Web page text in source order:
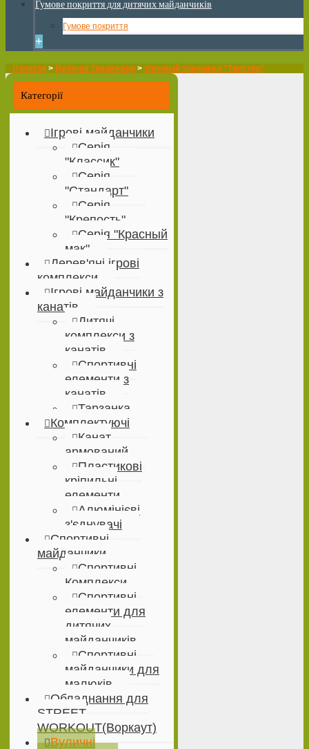
Гумове покриття для дитячих майданчиків
Гумове покриття
+
Початок > Вуличні Тренажери > Уличный тренажер "Твистер"
Категорії
Ігрові майданчики
Серія
"Классик"
Серія
"Стандарт"
Серія
"Крепость"
Серія "Красный
мак"
Дерев'яні ігрові
комплекси
Ігрові майданчики з
канатів
Дитячі
комплекси з
канатів
Спортивні
елементи з
канатів
Тарзанка
Комплектуючі
Канат
армований
Пластикові
кріпильні
елементи
Алюмінієві
з'єднувачі
Спортивні
майданчики
Спортивні
Комплекси
Спортивні
елементи для
дитячих
майданчиків
Спортивні
майданчики для
малюків
Обладнання для
STREET
WORKOUT(Воркаут)
Вуличні